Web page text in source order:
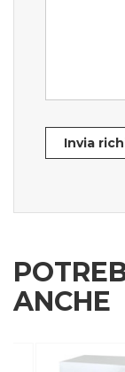
Invia
ANCHE